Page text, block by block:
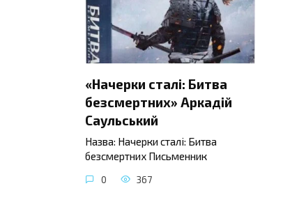
«Начерки сталі: Битва
безсмертних» Аркадій
Саульський
Назва: Начерки сталі: Битва
безсмертних Письменник
0 367